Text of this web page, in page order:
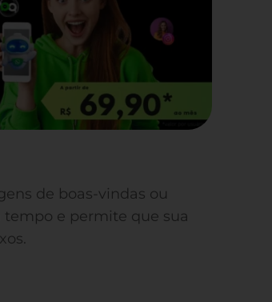
de boas-vindas ou
tempo e permite que sua